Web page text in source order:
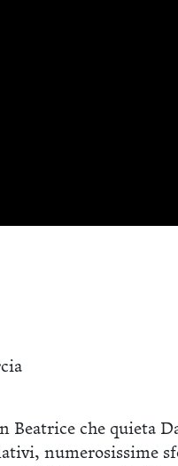
Beatrice che quieta
numerosissime